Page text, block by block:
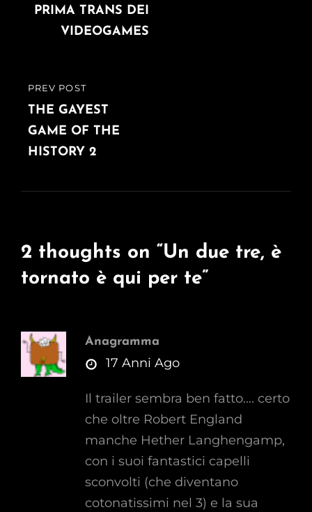
PREVIOUS
POST
PREV POST
THE GAYEST
GAME OF THE
HISTORY 2
PRIMA TRANS DEI
VIDEOGAMES
2 thoughts on “Un due tre, è
tornato è qui per te”
Anagramma
says:17 Anni Ago
Il trailer sembra ben fatto…. certo
che oltre Robert England
manche Hether Langhengamp,
con i suoi fantastici capelli
sconvolti (che diventano
cotonatissimi nel 3) e la sua